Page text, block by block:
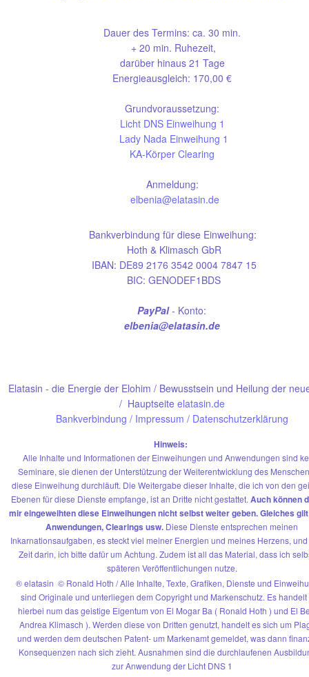
PayPal- Konto:
elbenia@elatasin.de
Bankverbindung für diese Einweihung:
Hoth & Klimasch GbR
IBAN: DE89 2176 3542 0004 7847 15
BIC: GENODEF1BDS
Dauer des Termins: ca. 30 min.
+ 20 min. Ruhezeit,
darüber hinaus 21 Tage
Energieausgleich: 170,00 €
Grundvoraussetzung:
Licht DNS Einweihung 1
Lady Nada Einweihung 1
KA-Körper Clearing
Anmeldung:
elbenia@elatasin.de
Elatasin - die Energie der Elohim / Bewusstsein und Heilung der
/ Hauptseite elatasin.de
Bankverbindung / Impressum / Datenschutzerklärung
Hinweis:
Alle Inhalte und Informationen der Einweihungen und Anwendungen sind
Seminare, sie dienen der Unterstützung der Weiterentwicklung des
diese Einweihung durchläuft. Die Weitergabe dieser Inhalte, die ich von den
Ebenen für diese Dienste empfange, ist an Dritte nicht gestattet.Auch können
mir eingeweihten diese Einweihungen nicht selbst weiter geben. Gleiches
Anwendungen, Clearings usw. Diese Dienste entsprechen meinen
Inkarnationsaufgaben, es steckt viel meiner Energien und meines Herzens,
Zeit darin, ich bitte dafür um Achtung. Zudem ist all das Material, dass ich
späteren Veröffentlichungen nutze.
® elatasin © Ronald Hoth / Alle Inhalte, Texte, Grafiken, Dienste und
sind Originale und unterliegen dem Copyright und Markenschutz. Es handelt
hierbei num das geistige Eigentum von El Mogar Ba ( Ronald Hoth ) und El
Andrea Klimasch ). Werden diese von Dritten genutzt, handelt es sich um
und werden dem deutschen Patent- um Markenamt gemeldet, was dann
Konsequenzen nach sich zieht. Ausnahmen sind die durchlaufenen
zur Anwendung der Licht DNS 1